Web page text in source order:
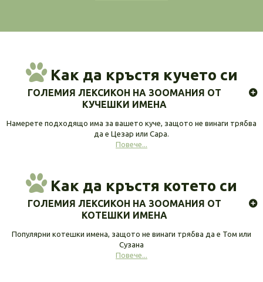
Как да кръстя кучето си
ГОЛЕМИЯ ЛЕКСИКОН НА ЗООМАНИЯ ОТ
КУЧЕШКИ ИМЕНА
Намерете подходящо има за вашето куче, защото не винаги трябва
да е Цезар или Сара.
Повече...
Как да кръстя котето си
ГОЛЕМИЯ ЛЕКСИКОН НА ЗООМАНИЯ ОТ
КОТЕШКИ ИМЕНА
Популярни котешки имена, защото не винаги трябва да е Том или
Сузана
Повече...